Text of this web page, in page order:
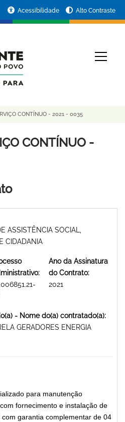
Acessibilidade Alto Contraste
CONTÍNUO - 2021 - 0035
CONTÍNUO -
ASSISTÊNCIA SOCIAL,
CIDADANIA
Ano da Assinatura
do Contrato:
2021
- Nome do(a) contratado(a):
GERADORES ENERGIA
para manutenção
fornecimento e instalação de
garantia complementar de 04